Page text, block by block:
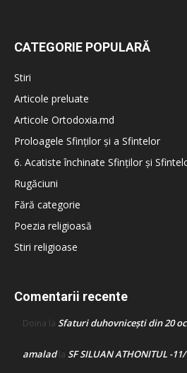
CATEGORIE POPULARĂ
Stiri
Articole preluate
Articole Ortodoxia.md
Proloagele Sfinților și a Sfintelor
6. Acatiste închinate Sfinților și
Rugăciuni
Fără categorie
Poezia religioasă
Stiri religioase
Comentarii recente
Doina la Sfaturi duhovnicești din 20
amaladla SF SILUAN ATHONITUL -11/